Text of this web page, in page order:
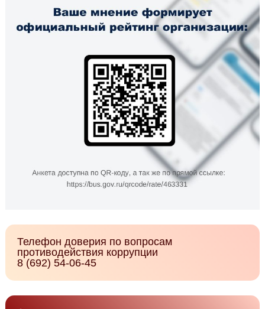
Телефон доверия по вопросам
противодействия коррупции
8 (692) 54-06-45